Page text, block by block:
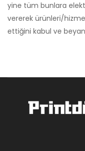
yine tüm bunlara
vererek ürünleri/
ettiğini kabul ve